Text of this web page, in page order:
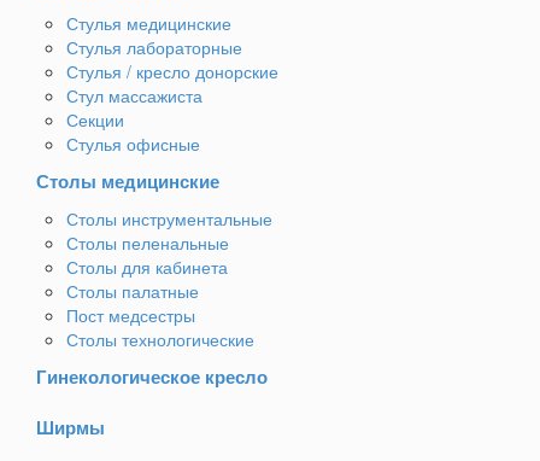
Стулья медицинские
Стулья лабораторные
Стулья / кресло донорские
Стул массажиста
Секции
Стулья офисные
Столы медицинские
Столы инструментальные
Столы пеленальные
Столы для кабинета
Столы палатные
Пост медсестры
Столы технологические
Гинекологическое кресло
Ширмы